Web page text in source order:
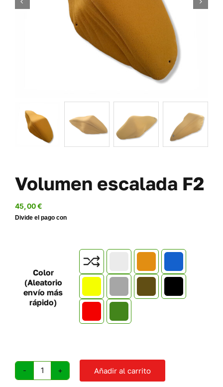
OFERTAS-PACKS
SOBRE NOSOTROS
MI CUENTA
CARRITO
Volumen escalada F2
45,00€
Color
(Aleatorio
envío más
rápido)
Volumen
Añadir al carrito